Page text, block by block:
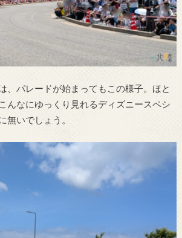
、パレードが始まってもこの様子。ほと
んなにゆっくり見れるディズニースペシ
無いでしょう。